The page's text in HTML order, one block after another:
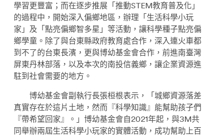
學習更豐富；而在逐步推展「推動STEM教育普及化」
的過程中，開始深入偏鄉地區，辦理「生活科學小玩
家」及「點亮偏鄉智多星」等活動，讓科學種子點亮偏
鄉學童。除了與台東縣政府教育處合作，深入連火車都
到不了的台東長濱，更與博幼基金會合作，前進南臺灣
屏東丹林部落，以及本次的南投信義鄉，讓企業資源進
駐到社會需要的地方。
博幼基金會副執行長張桓根表示，「城鄉資源落差
真實存在於這片土地，然而『科學知識』能幫助孩子們
『帶希望回家』。」博幼基金會自2021年起，與3M共
同舉辦兩屆生活科學小玩家的實體活動，成功幫助上百